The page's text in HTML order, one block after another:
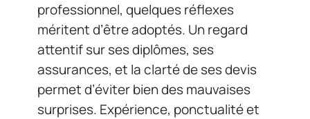
professionnel, quelques réflexes
méritent d’être adoptés. Un regard
attentif sur ses diplômes, ses
assurances, et la clarté de ses devis
permet d’éviter bien des mauvaises
surprises. Expérience, ponctualité et